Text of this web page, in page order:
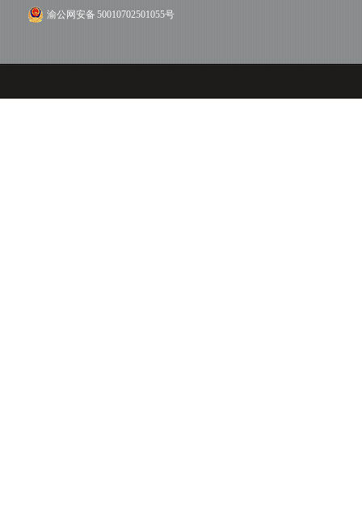
渝公网安备 50010702501055号